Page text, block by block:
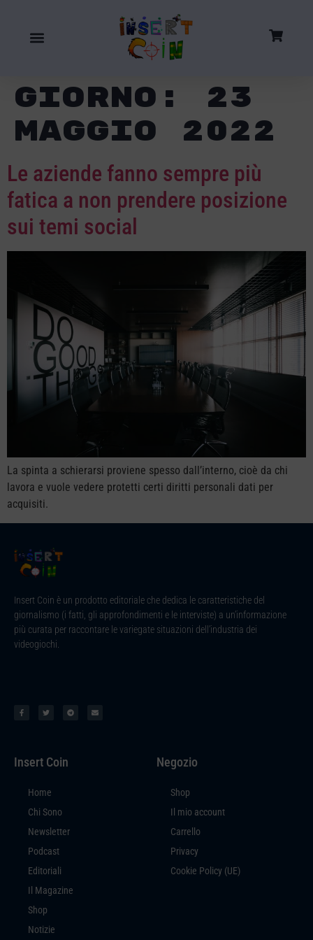
Giorno: 23
Maggio 2022
Le aziende fanno sempre più
fatica a non prendere posizione
sui temi social
La spinta a schierarsi proviene spesso dall’interno, cioè da chi
lavora e vuole vedere protetti certi diritti personali dati per
acquisiti.
Insert Coin è un prodotto editoriale che dedica le caratteristiche del
giornalismo (i fatti, gli approfondimenti e le interviste) a un’informazione
più curata per raccontare le variegate situazioni dell’industria dei
videogiochi.
Insert Coin
Home
Chi Sono
Newsletter
Podcast
Editoriali
Il Magazine
Shop
Notizie
Negozio
Shop
Il mio account
Carrello
Privacy
Cookie Policy (UE)